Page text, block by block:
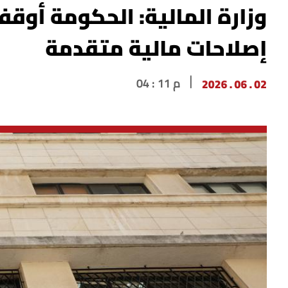
وزارة المالية: الحكومة
إصلاحات مالية متقدمة
02 . 06 . 2026 04 : 11 م